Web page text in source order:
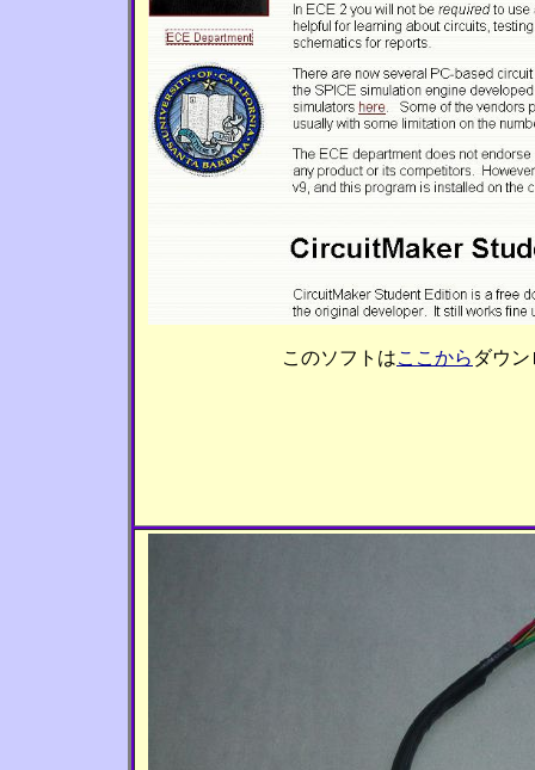
このソフトはここから ダウ